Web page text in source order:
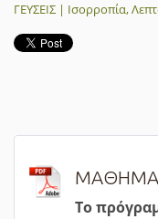
ΓΕΥΣΕΙΣ | Ισορροπία,
Το